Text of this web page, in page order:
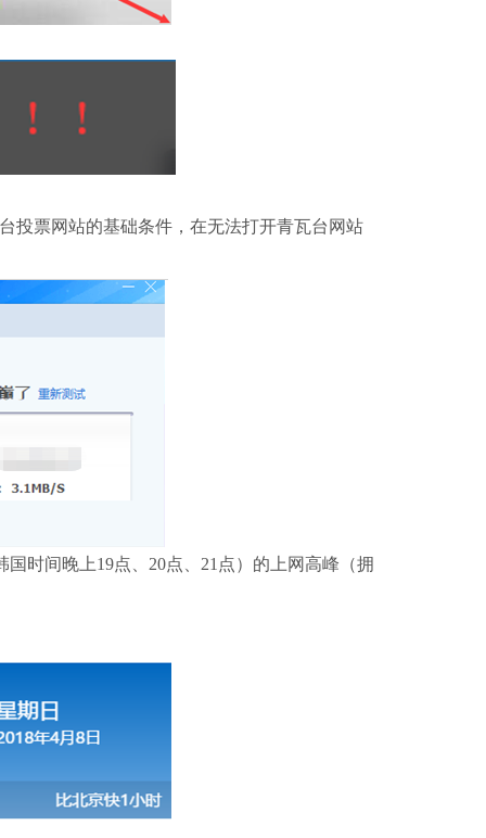
投票网站的基础条件，在无法打开青瓦台网站
时间晚上19点、20点、21点）的上网高峰（拥